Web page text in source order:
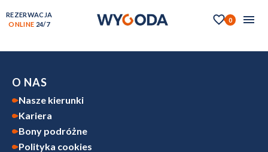
REZERWACJA
ONLINE 24/7
0
O NAS
Nasze kierunki
Kariera
Bony podróżne
Polityka cookies